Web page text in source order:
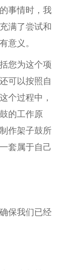
事情时，我
满了尝试和
意义。
您为这个项
可以按照自
个过程中，
的工作原
作架子鼓所
套属于自己
保我们已经